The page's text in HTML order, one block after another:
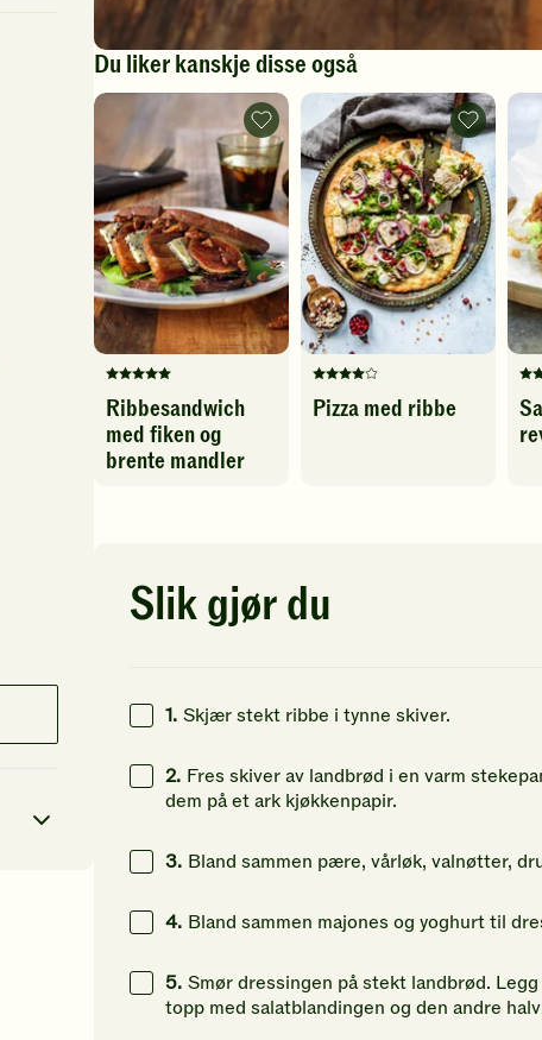
Du liker kanskje disse også
Denne
oppskriften
har
foreløpig
første
oppskriften.
Ribbesandwich
med fiken og
brente mandler
Ribbesandwich
med
fiken
og
brente
mandler
-
legg
til
favoritter
Denne
oppskriften
for
vurdering.
Pizza med ribbe
Pizza
med
ribbe
-
legg
til
favoritter
Slik gjør du
1. Skjær stekt ribbe i tynne skiver.
2. Fres skiver av landbrød i en varm
dem på et ark kjøkkenpapir.
3. Bland sammen pære, vårløk, valnøtter,
4. Bland sammen majones og yoghurt til
5. Smør dressingen på stekt landbrød.
topp med salatblandingen og den andre